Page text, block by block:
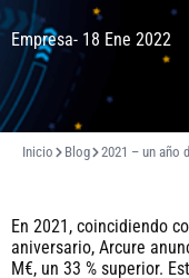
Empresa- 18 Ene 2022
Inicio Blog 2021 – un año
En 2021, coincidiendo
aniversario, Arcure
M€, un 33 % superior.